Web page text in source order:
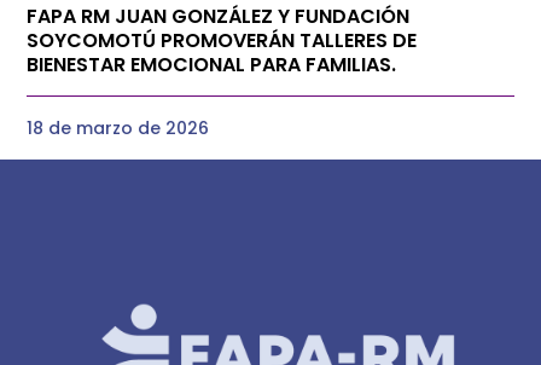
FAPA RM JUAN GONZÁLEZ Y FUNDACIÓN
SOYCOMOTÚ PROMOVERÁN TALLERES DE
BIENESTAR EMOCIONAL PARA FAMILIAS.
18 de marzo de 2026